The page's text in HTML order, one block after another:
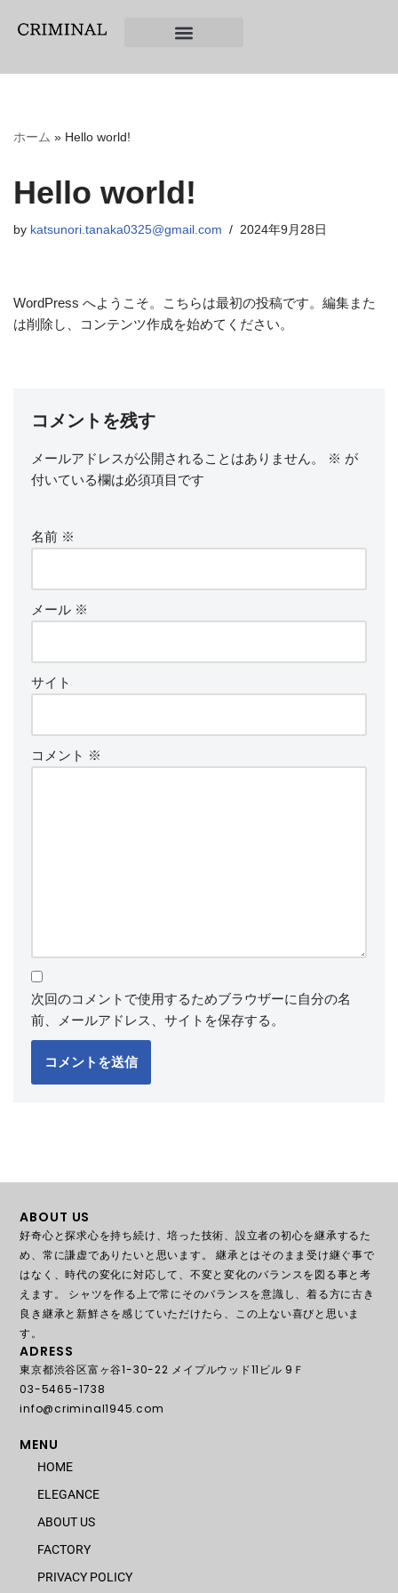
ツ
キ
プ
ホーム » Hello world!
Hello world!
by katsunori.tanaka0325@gmail.com 2024年9月28日
WordPress へようこそ。こちらは最初の投稿です。編集また
は削除し、コンテンツ作成を始めてください。
コメントを残す
メールアドレスが公開されることはありません。 ※ が
付いている欄は必須項目です
名前 ※
メール ※
サイト
コメント ※
次回のコメントで使用するためブラウザーに自分の名
前、メールアドレス、サイトを保存する。
ABOUT US
好奇心と探求心を持ち続け、培った技術、設立者の初心を継承するた
め、常に謙虚でありたいと思います。 継承とはそのまま受け継ぐ事で
はなく、時代の変化に対応して、不変と変化のバランスを図る事と考
えます。 シャツを作る上で常にそのバランスを意識し、着る方に古き
良き継承と新鮮さを感じていただけたら、この上ない喜びと思いま
す。
ADRESS
東京都渋谷区富ヶ谷1-30-22 メイプルウッド11ビル 9Ｆ
03-5465-1738
info@criminal1945.com
MENU
HOME
ELEGANCE
ABOUT US
FACTORY
PRIVACY POLICY